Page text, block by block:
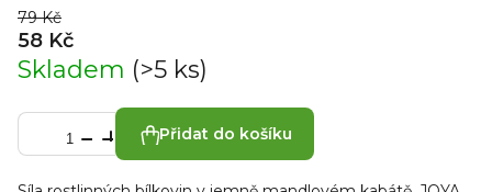
79 Kč
58 Kč
Skladem (>5 ks)
Přidat do košíku